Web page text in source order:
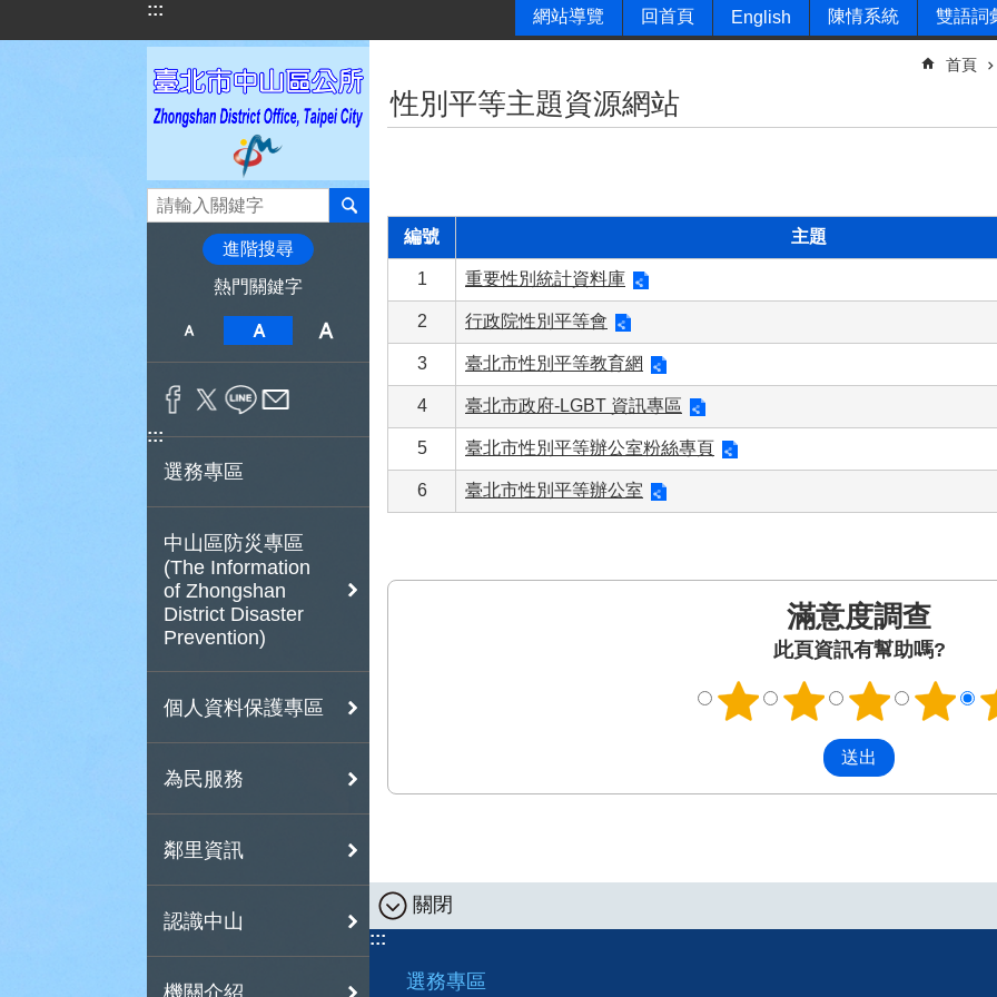
跳到主要內容區塊
::: 網站導覽 回首頁 English 陳情系統 雙語詞
進階搜尋
熱門關鍵字
:::
選務專區
中山區防災專區
(The Information
of Zhongshan
District Disaster
Prevention)
個人資料保護專區
為民服務
鄰里資訊
認識中山
機關介紹
首頁
性別平等主題資源網站
編號 主題
1 重要性別統計資料庫
2 行政院性別平等會
3 臺北市性別平等教育網
4 臺北市政府-LGBT 資訊專區
5 臺北市性別平等辦公室粉絲專頁
6 臺北市性別平等辦公室
滿意度調查
此頁資訊有幫助嗎?
關閉
:::
選務專區